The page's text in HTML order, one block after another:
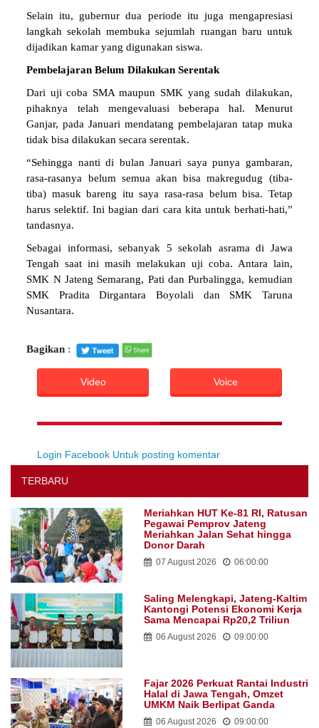
Selain itu, gubernur dua periode itu juga mengapresiasi
langkah sekolah membuka sejumlah ruangan baru untuk
dijadikan kamar yang digunakan siswa.
Pembelajaran Belum Dilakukan Serentak
Dari uji coba SMA maupun SMK yang sudah dilakukan,
pihaknya telah mengevaluasi beberapa hal. Menurut
Ganjar, pada Januari mendatang pembelajaran tatap muka
tidak bisa dilakukan secara serentak.
“Sehingga nanti di bulan Januari saya punya gambaran,
rasa-rasanya belum semua akan bisa makregudug (tiba-
tiba) masuk bareng itu saya rasa-rasa belum bisa. Tetap
harus selektif. Ini bagian dari cara kita untuk berhati-hati,”
tandasnya.
Sebagai informasi, sebanyak 5 sekolah asrama di Jawa
Tengah saat ini masih melakukan uji coba. Antara lain,
SMK N Jateng Semarang, Pati dan Purbalingga, kemudian
SMK Pradita Dirgantara Boyolali dan SMK Taruna
Nusantara.
Bagikan :
Video Voice
Login Facebook Untuk posting komentar
TERBARU
Meriahkan HUT Ke-81 RI, Ratusan
Pegawai Pemprov Jateng
Meriahkan Jalan Sehat hingga
Donor Darah
07 August 2026 06:00:00
Saling Melengkapi, Jateng-Kaltim
Kantongi Potensi Ekonomi Kerja
Sama Mencapai Rp20,2 Triliun
06 August 2026 09:00:00
Fajar 2026 Perkuat Rantai Industri
Halal di Jawa Tengah, Omzet
UMKM Naik Berlipat Ganda
06 August 2026 09:00:00